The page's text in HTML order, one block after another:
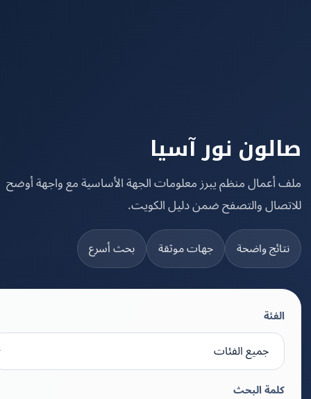
نور آسيا
منظم يبرز معلومات الجهة الأساسية مع واجهة أوضح
والتصفح ضمن دليل الكويت.
واضحة جهات موثقة بحث أسرع
كلمة البحث